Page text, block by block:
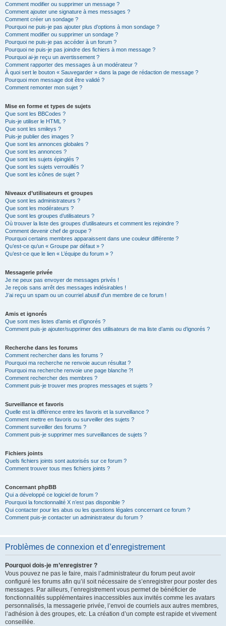
Comment modifier ou supprimer un message ?
Comment ajouter une signature à mes messages ?
Comment créer un sondage ?
Pourquoi ne puis-je pas ajouter plus d’options à mon sondage ?
Comment modifier ou supprimer un sondage ?
Pourquoi ne puis-je pas accéder à un forum ?
Pourquoi ne puis-je pas joindre des fichiers à mon message ?
Pourquoi ai-je reçu un avertissement ?
Comment rapporter des messages à un modérateur ?
À quoi sert le bouton « Sauvegarder » dans la page de rédaction de message ?
Pourquoi mon message doit être validé ?
Comment remonter mon sujet ?
Mise en forme et types de sujets
Que sont les BBCodes ?
Puis-je utiliser le HTML ?
Que sont les smileys ?
Puis-je publier des images ?
Que sont les annonces globales ?
Que sont les annonces ?
Que sont les sujets épinglés ?
Que sont les sujets verrouillés ?
Que sont les icônes de sujet ?
Niveaux d’utilisateurs et groupes
Que sont les administrateurs ?
Que sont les modérateurs ?
Que sont les groupes d’utilisateurs ?
Où trouver la liste des groupes d’utilisateurs et comment les rejoindre ?
Comment devenir chef de groupe ?
Pourquoi certains membres apparaissent dans une couleur différente ?
Qu’est-ce qu’un « Groupe par défaut » ?
Qu’est-ce que le lien « L’équipe du forum » ?
Messagerie privée
Je ne peux pas envoyer de messages privés !
Je reçois sans arrêt des messages indésirables !
J’ai reçu un spam ou un courriel abusif d’un membre de ce forum !
Amis et ignorés
Que sont mes listes d’amis et d’ignorés ?
Comment puis-je ajouter/supprimer des utilisateurs de ma liste d’amis ou d’ignorés ?
Recherche dans les forums
Comment rechercher dans les forums ?
Pourquoi ma recherche ne renvoie aucun résultat ?
Pourquoi ma recherche renvoie une page blanche ?!
Comment rechercher des membres ?
Comment puis-je trouver mes propres messages et sujets ?
Surveillance et favoris
Quelle est la différence entre les favoris et la surveillance ?
Comment mettre en favoris ou surveiller des sujets ?
Comment surveiller des forums ?
Comment puis-je supprimer mes surveillances de sujets ?
Fichiers joints
Quels fichiers joints sont autorisés sur ce forum ?
Comment trouver tous mes fichiers joints ?
Concernant phpBB
Qui a développé ce logiciel de forum ?
Pourquoi la fonctionnalité X n’est pas disponible ?
Qui contacter pour les abus ou les questions légales concernant ce forum ?
Comment puis-je contacter un administrateur du forum ?
Problèmes de connexion et d’enregistrement
Pourquoi dois-je m’enregistrer ?
Vous pouvez ne pas le faire, mais l’administrateur du forum peut avoir
configuré les forums afin qu’il soit nécessaire de s’enregistrer pour poster des
messages. Par ailleurs, l’enregistrement vous permet de bénéficier de
fonctionnalités supplémentaires inaccessibles aux invités comme les avatars
personnalisés, la messagerie privée, l’envoi de courriels aux autres membres,
l’adhésion à des groupes, etc. La création d’un compte est rapide et vivement
conseillée.